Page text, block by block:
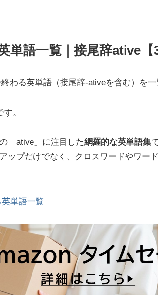
単語一覧｜接尾辞ative【
終わる英単語（接尾辞-ativeを含む）を一
す。
「ative」に注目した網羅的な英単語集
ップだけでなく、クロスワードやワー
単語一覧